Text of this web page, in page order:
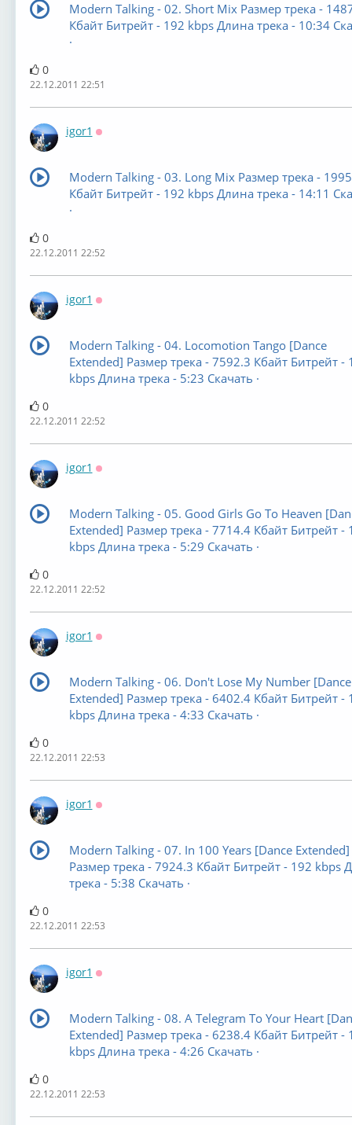
Modern Talking - 02. Short Mix Размер трека -
Кбайт Битрейт - 192 kbps Длина трека - 10:34
·
0
22.12.2011 22:51
igor1
Modern Talking - 03. Long Mix Размер трека -
Кбайт Битрейт - 192 kbps Длина трека - 14:11
·
0
22.12.2011 22:52
igor1
Modern Talking - 04. Locomotion Tango [Dance
Extended] Размер трека - 7592.3 Кбайт Битрейт -
kbps Длина трека - 5:23 Скачать ·
0
22.12.2011 22:52
igor1
Modern Talking - 05. Good Girls Go To Heaven
Extended] Размер трека - 7714.4 Кбайт Битрейт -
kbps Длина трека - 5:29 Скачать ·
0
22.12.2011 22:52
igor1
Modern Talking - 06. Don't Lose My Number [Dance
Extended] Размер трека - 6402.4 Кбайт Битрейт -
kbps Длина трека - 4:33 Скачать ·
0
22.12.2011 22:53
igor1
Modern Talking - 07. In 100 Years [Dance Extended]
Размер трека - 7924.3 Кбайт Битрейт - 192 kbps
трека - 5:38 Скачать ·
0
22.12.2011 22:53
igor1
Modern Talking - 08. A Telegram To Your Heart
Extended] Размер трека - 6238.4 Кбайт Битрейт -
kbps Длина трека - 4:26 Скачать ·
0
22.12.2011 22:53